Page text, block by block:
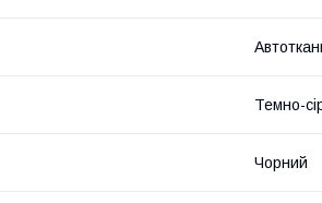
Темно-
Чорний